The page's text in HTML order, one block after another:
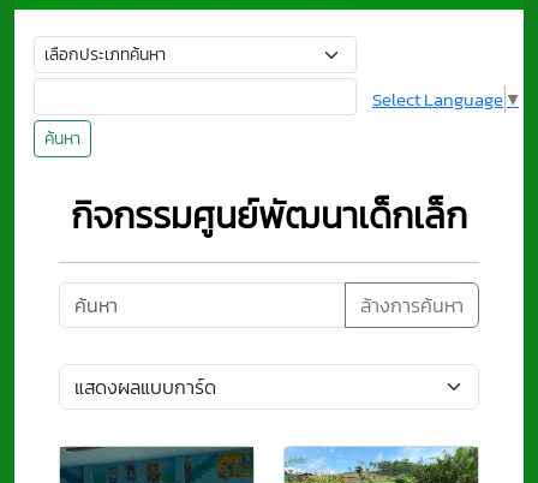
ค้นหา
Select Language▼
กิจกรรมศูนย์พัฒนาเด็กเล็ก
ล้างการค้นหา